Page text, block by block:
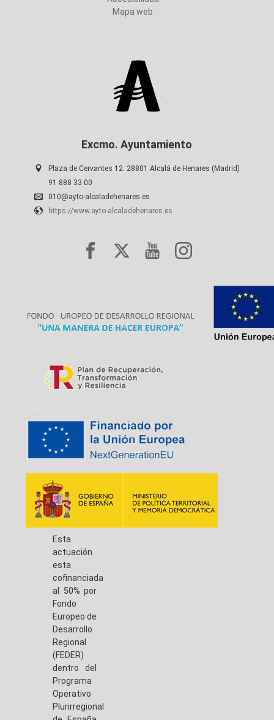
Mapa web
Excmo. Ayuntamiento
Plaza de Cervantes 12. 28801 Alcalá de Henares (Madrid)
91 888 33 00
010@ayto-alcaladehenares.es
https://www.ayto-alcaladehenares.es
Esta
actuación
esta
cofinanciada
al 50% por
Fondo
Europeo de
Desarrollo
Regional
(FEDER)
dentro del
Programa
Operativo
Plurirregional